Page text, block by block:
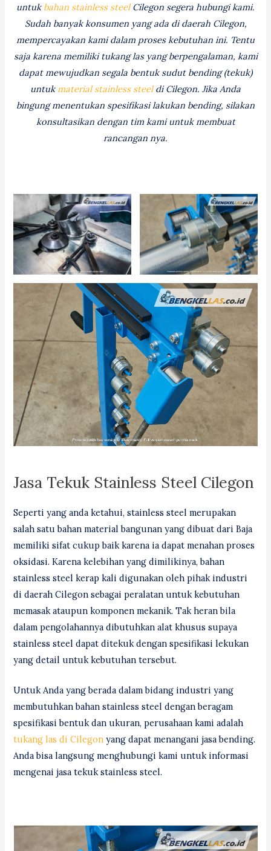
untuk bahan stainless steelCilegon segera hubungi kami.
Sudah banyak konsumen yang ada di daerah Cilegon,
mempercayakan kami dalam proses kebutuhan ini. Tentu
saja karena memiliki tukang las yang berpengalaman, kami
dapat mewujudkan segala bentuk sudut bending (tekuk)
untuk material stainless steeldi Cilegon. Jika Anda
bingung menentukan spesifikasi lakukan bending, silakan
konsultasikan dengan tim kami untuk membuat
rancangan nya.
Jasa Tekuk Stainless Steel Cilegon
Seperti yang anda ketahui, stainless steel merupakan
salah satu bahan material bangunan yang dibuat dari Baja
memiliki sifat cukup baik karena ia dapat menahan proses
oksidasi. Karena kelebihan yang dimilikinya, bahan
stainless steel kerap kali digunakan oleh pihak industri
di daerah Cilegon sebagai peralatan untuk kebutuhan
memasak ataupun komponen mekanik. Tak heran bila
dalam pengolahannya dibutuhkan alat khusus supaya
stainless steel dapat ditekuk dengan spesifikasi lekukan
yang detail untuk kebutuhan tersebut.
Untuk Anda yang berada dalam bidang industri yang
membutuhkan bahan stainless steel dengan beragam
spesifikasi bentuk dan ukuran, perusahaan kami adalah
tukang las di Cilegon yang dapat menangani jasa bending.
Anda bisa langsung menghubungi kami untuk informasi
mengenai jasa tekuk stainless steel.